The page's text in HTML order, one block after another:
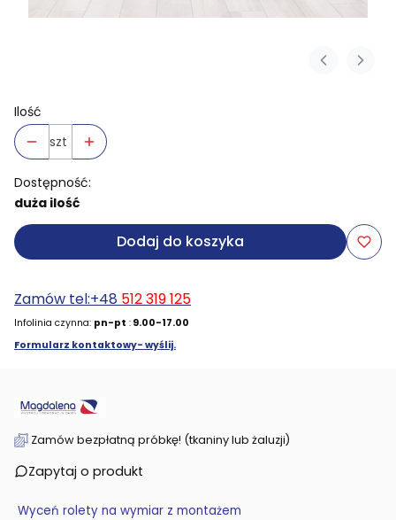
Ilość
szt
Dostępność:
duża ilość
Dodaj do koszyka
Zamów tel:+48 512 319 125
Infolinia czynna: pn-pt : 9.00-17.00
Formularz kontaktowy- wyślij.
Zamów bezpłatną próbkę! (tkaniny lub żaluzji)
Zapytaj o produkt
Wyceń rolety na wymiar z montażem